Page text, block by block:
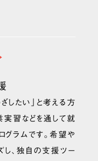
したい」と考える方
実習などを通して就
ラムです。希望や
、独自の支援ツー